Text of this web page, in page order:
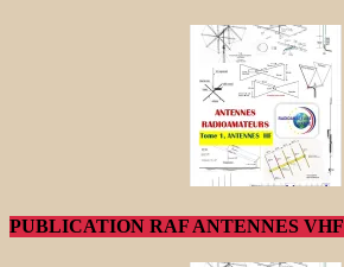
PUBLICATION RAF ANTENNES VHF